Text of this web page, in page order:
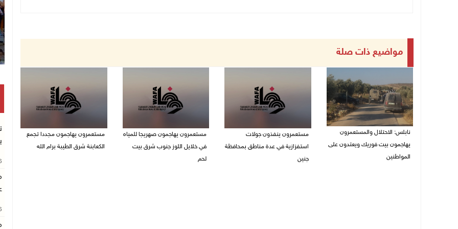
مواضيع ذات صلة
نابلس: الاحتلال والمستعمرون
يهاجمون بيت فوريك ويعتدون على
المواطنين
مستعمرون ينفذون جولات
استفزازية في عدة مناطق بمحافظة
جنين
مستعمرون يهاجمون صهريجا للمياه
في خلايل اللوز جنوب شرق بيت
لحم
مستعمرون يهاجمون مجددا تجمع
الكعابنة شرق الطيبة برام الله